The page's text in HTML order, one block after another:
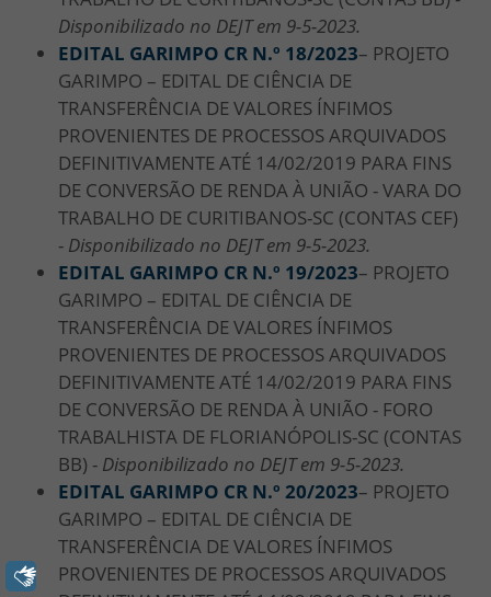
Disponibilizado no DEJT em 9-5-2023.
EDITAL GARIMPO CR N.º 18/2023– PROJETO
GARIMPO – EDITAL DE CIÊNCIA DE
TRANSFERÊNCIA DE VALORES ÍNFIMOS
PROVENIENTES DE PROCESSOS ARQUIVADOS
DEFINITIVAMENTE ATÉ 14/02/2019 PARA FINS
DE CONVERSÃO DE RENDA À UNIÃO - VARA DO
TRABALHO DE CURITIBANOS-SC (CONTAS CEF)
- Disponibilizado no DEJT em 9-5-2023.
EDITAL GARIMPO CR N.º 19/2023– PROJETO
GARIMPO – EDITAL DE CIÊNCIA DE
TRANSFERÊNCIA DE VALORES ÍNFIMOS
PROVENIENTES DE PROCESSOS ARQUIVADOS
DEFINITIVAMENTE ATÉ 14/02/2019 PARA FINS
DE CONVERSÃO DE RENDA À UNIÃO - FORO
TRABALHISTA DE FLORIANÓPOLIS-SC (CONTAS
BB) - Disponibilizado no DEJT em 9-5-2023.
EDITAL GARIMPO CR N.º 20/2023– PROJETO
GARIMPO – EDITAL DE CIÊNCIA DE
TRANSFERÊNCIA DE VALORES ÍNFIMOS
PROVENIENTES DE PROCESSOS ARQUIVADOS
Libras